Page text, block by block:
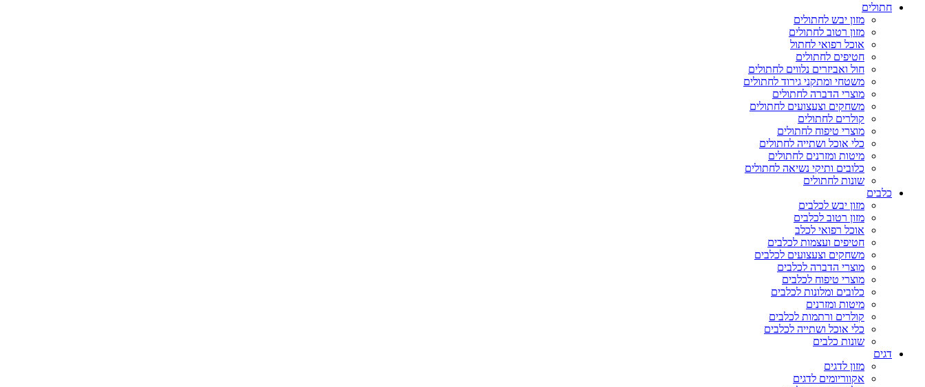
חתולים
מזון יבש לחתולים
מזון רטוב לחתולים
אוכל רפואי לחתול
חטיפים לחתולים
חול ואביזרים נלווים לחתולים
משטחי ומתקני גירוד לחתולים
מוצרי הדברה לחתולים
משחקים וצעצועים לחתולים
קולרים לחתולים
מוצרי טיפוח לחתולים
כלי אוכל ושתייה לחתולים
מיטות ומזרנים לחתולים
כלובים ותיקי נשיאה לחתולים
שונות לחתולים
כלבים
מזון יבש לכלבים
מזון רטוב לכלבים
אוכל רפואי לכלב
חטיפים ועצמות לכלבים
משחקים וצעצועים לכלבים
מוצרי הדברה לכלבים
מוצרי טיפוח לכלבים
כלובים ומלונות לכלבים
מיטות ומזרנים
קולרים ורתמות לכלבים
כלי אוכל ושתייה לכלבים
שונות כלבים
דגים
מזון לדגים
אקווריומים לדגים